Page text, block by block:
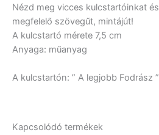
Nézd meg vicces kulcstartóinkat
megfelelő szövegűt, mintájút!
A kulcstartó mérete 7,5 cm
Anyaga: műanyag
A kulcstartón: ” A legjobb Fodrász
Kapcsolódó termékek